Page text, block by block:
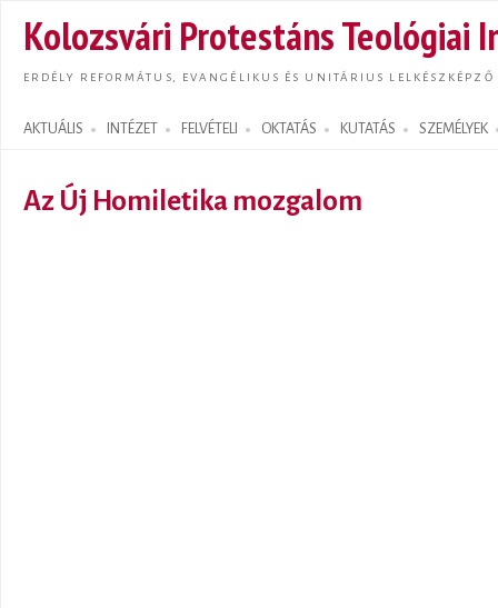
Kolozsvári Protestáns Teológiai
ERDÉLY REFORMÁTUS, EVANGÉLIKUS ÉS UNITÁRIUS LELKÉSZKÉPZŐ
AKTUÁLIS INTÉZET FELVÉTELI OKTATÁS KUTATÁS SZEMÉLYEK
Search form
Az Új Homiletika mozgalom